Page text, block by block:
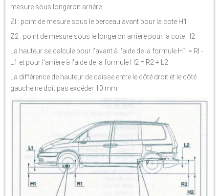
mesure sous longeron arrière.
ZI : point de mesure sous le berceau avant pour la cote H1.
Z2 : point de mesure sous le longeron arrière pour la cote H2.
La hauteur se calcule pour l'avant à l'aide de la formule H1 = RI -
L1 et pour l'arrière à l'aide de la formule H2 = R2 + L2.
La différence de hauteur de caisse entre le côté droit et le côté
gauche ne doit pas excéder 10 mm.